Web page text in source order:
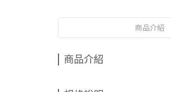
商品介紹
商品介紹